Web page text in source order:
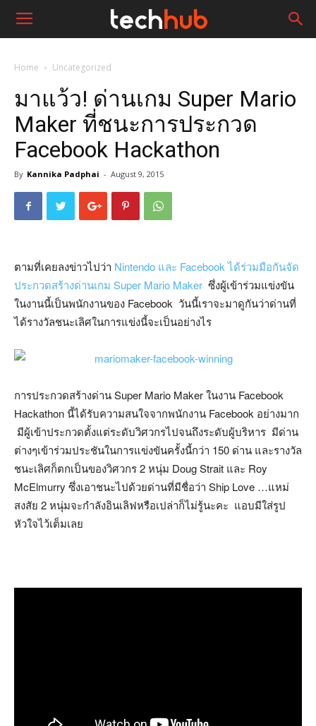
Home Uncategorized
มาแว้ว! ด่านเกม Super Mario
Maker ที่ชนะการประกวด
Facebook Hackathon
By Kannika Padphai - August 9, 2015
ตามที่เคยลงข่าวไปว่า Nintendo และ Facebook ได้ร่วมมือกันจัด
ประกวดสร้างด่านเกม Super Mario Maker ซึ่งผู้เข้าร่วมแข่งขัน
ในงานนี้เป็นพนักงานของ Facebook วันนี้เราจะมาดูกันว่าด่านที่
ได้รางวัลชนะเลิศในการแข่งนี้จะเป็นอย่างไร
การประกวดสร้างด่าน Super Mario Maker ในงาน Facebook
Hackathon นี้ได้รับความสนใจจากพนักงาน Facebook อย่างมาก
มีผู้เข้าประกวดตั้งแต่ระดับวิศวกรไปจนถึงระดับผู้บริหาร มีด่าน
ต่างๆเข้าร่วมประชันในการแข่งขันครั้งนี้กว่า 150 ด่าน และรางวัล
ชนะเลิศก็ตกเป็นของวิศวกร 2 หนุ่ม Doug Strait และ Roy
McElmurry ซึ่งเอาชนะไปด้วยด่านที่มีชื่อว่า Ship Love …แหม่
สงสัย 2 หนุ่มจะกำลังอินเลิฟหรือเปล่าก็ไม่รู้นะคะ แอบมีใส่รูป
หัวใจไว้เต็มเลย